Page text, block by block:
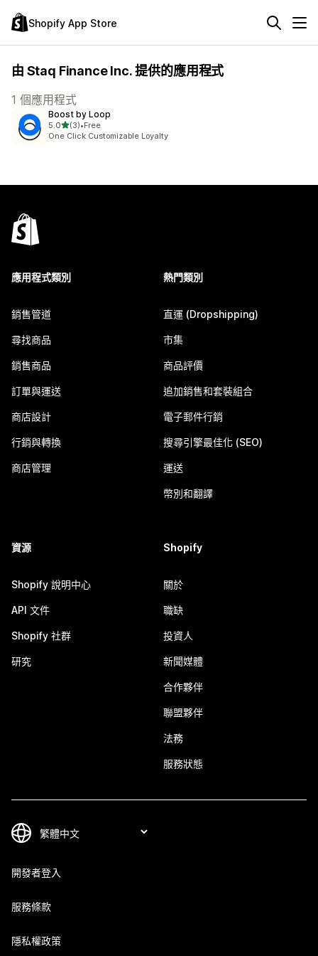
Shopify App Store
由 Staq Finance Inc. 提供的應用程式
1 個應用程式
Boost by Loop
5.0滿分 5 顆星
(3)
共有 3 則評價
•Free
One Click Customizable Loyalty
應用程式類別
銷售管道
尋找商品
銷售商品
訂單與運送
商店設計
行銷與轉換
商店管理
熱門類別
直運 (Dropshipping)
市集
商品評價
追加銷售和套裝組合
電子郵件行銷
搜尋引擎最佳化 (SEO)
運送
幣別和翻譯
資源
Shopify 說明中心
API 文件
Shopify 社群
研究
Shopify
關於
職缺
投資人
新聞媒體
合作夥伴
聯盟夥伴
法務
服務狀態
開發者登入
服務條款
隱私權政策